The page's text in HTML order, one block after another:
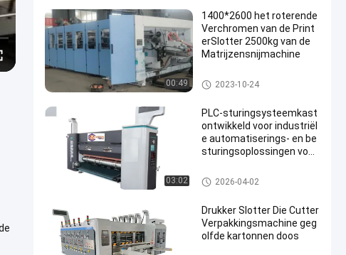
00:49
1400*2600 het roterende
Verchromen van de Print
erSlotter 2500kg van de
Matrijzensnijmachine
roterende inlassende machine
2023-10-24
03:02
PLC-sturingsysteemkast
ontwikkeld voor industriël
e automatiserings- en be
sturingsoplossingen voor
De golfmachine van de Karton
doos
2026-04-02
Drukker Slotter Die Cutter
Verpakkingsmachine geg
olfde kartonnen doos